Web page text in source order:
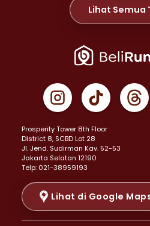
Properti Dijual di Meruya >
Properti Dijual di Jelambar >
Properti Dijual di Jakarta
Properti Dijual di Gambir >
Properti Dijual di Johar Baru >
Properti Dijual di Menteng >
Properti Dijual di Senen >
Properti Dijual di Tanah Abang >
Properti Dijual di Cikini >
Properti Dijual di Kramat >
Properti Dijual di Pasar Baru >
Properti Dijual di Bendungan Hilir
Lihat Semua
Prosperity Tower 8th Floor
District 8, SCBD Lot 28
JI. Jend. Sudirman Kav. 52-53
Jakarta Selatan 12190
Telp: 021-38959193
Lihat di Google